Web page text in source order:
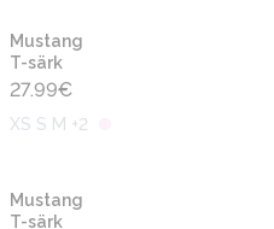
Mustang
T-särk
27.99€
XS S M +2
Mustang
T-särk